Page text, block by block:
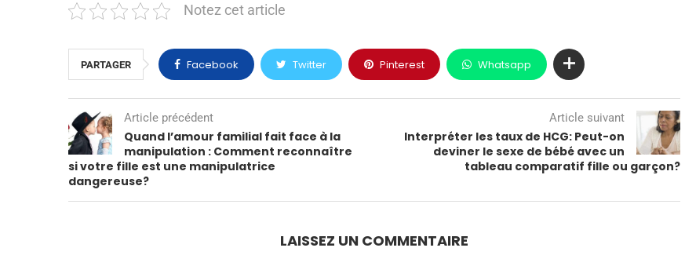
Notez cet article
PARTAGER Facebook Twitter Pinterest Whatsapp
Article précédent
Quand l’amour familial fait face à la
manipulation : Comment reconnaître
si votre fille est une manipulatrice
dangereuse?
Article suivant
Interpréter les taux de HCG: Peut-on
deviner le sexe de bébé avec un
tableau comparatif fille ou garçon?
LAISSEZ UN COMMENTAIRE